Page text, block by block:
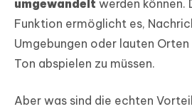
umgewandelt werden können.
Funktion ermöglicht es,
Umgebungen oder lauten Orten
Ton abspielen zu müssen.
Aber was sind die echten